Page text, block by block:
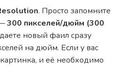
. Просто запомните
—300 пикселей/дюйм (300
новый фаил сразу
на дюйм. Если у вас
и её необходимо